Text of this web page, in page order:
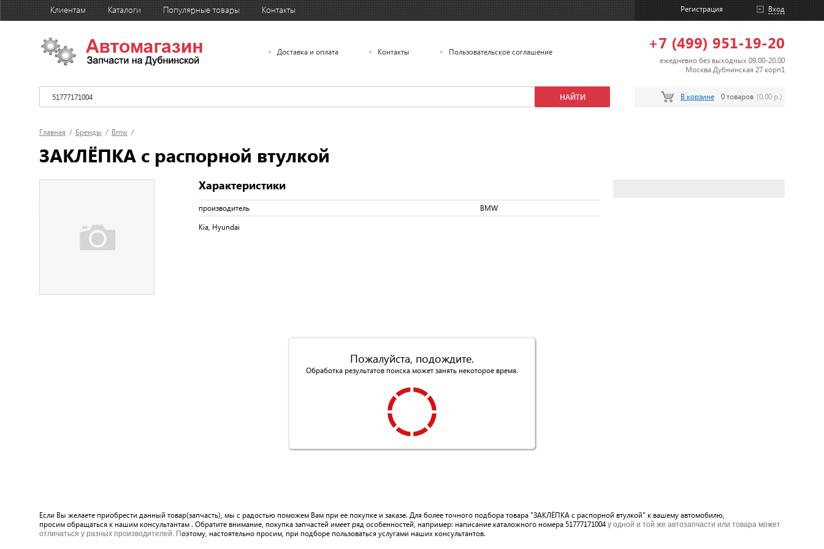
Клиентам Каталоги Популярные товары Контакты Вход
Регистрация
Доставка и оплата Контакты Пользовательское соглашение +7 (499) 951-19-20
ежедневно без выходных 09.00-20.00
Москва Дубнинская 27 корп1
В корзине 0 товаров (0.00 р.)
Главная / Бренды / Bmw /
ЗАКЛЁПКА с распорной втулкой
Характеристики
производитель BMW
Kia, Hyundai
Пожалуйста, подождите.
Обработка результатов поиска может занять некоторое время.
Если Вы желаете приобрести данный товар(запчасть), мы с радостью поможем Вам при ее покупке и заказе. Для более точного подбора товара "ЗАКЛЁПКА с распорной втулкой" к вашему автомобилю,
просим обращаться к нашим консультантам . Обратите внимание, покупка запчастей имеет ряд особенностей, например: написание каталожного номера 51777171004 у одной и той же автозапчасти или товара может
отличаться у разных производителей. Поэтому, настоятельно просим, при подборе пользоваться услугами наших консультантов.